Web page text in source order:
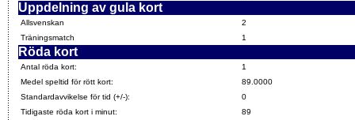
Uppdelning av gula kort
Allsvenskan
2
Träningsmatch
1
Röda kort
Antal röda kort:
1
Medel speltid för rött kort:
89.0000
Standardavvikelse för tid (+/-):
0
Tidigaste röda kort i minut:
89